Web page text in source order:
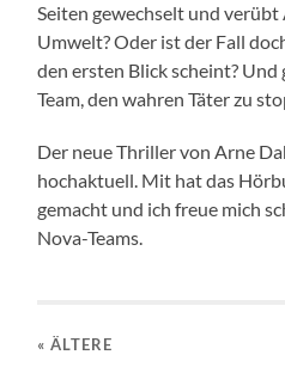
Seiten gewechselt und
Umwelt? Oder ist der Fall
den ersten Blick scheint? Und
Team, den wahren Täter zu
Der neue Thriller von Arne
hochaktuell. Mit hat das
gemacht und ich freue mich
Nova-Teams.
« ÄLTERE